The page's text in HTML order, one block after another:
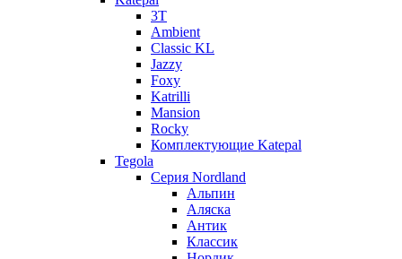
3T
Ambient
Classic KL
Jazzy
Foxy
Katrilli
Mansion
Rocky
Комплектующие Katepal
Tegola
Серия Nordland
Альпин
Аляска
Антик
Классик